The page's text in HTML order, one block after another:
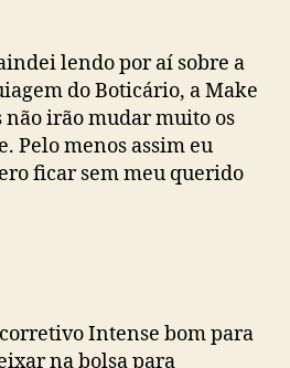
lendo por aí sobre a
do Boticário, a Make
não irão mudar muito os
Pelo menos assim eu
ficar sem meu querido
Intense bom para
na bolsa para